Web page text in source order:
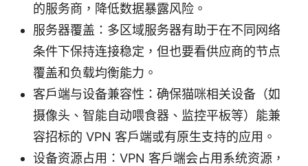
的服务商，降低数据暴露风险。
服务器覆盖：多区域服务器有助于在不同网络
条件下保持连接稳定，但也要看供应商的节点
覆盖和负载均衡能力。
客户端与设备兼容性：确保猫咪相关设备（如
摄像头、智能自动喂食器、监控平板等）能兼
容招标的 VPN 客户端或有原生支持的应用。
设备资源占用：VPN 客户端会占用系统资源，